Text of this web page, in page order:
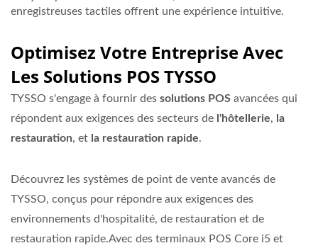
enregistreuses tactiles offrent une expérience intuitive.
Optimisez Votre Entreprise Avec
Les Solutions POS TYSSO
TYSSO s'engage à fournir des solutions POS avancées qui
répondent aux exigences des secteurs de l'hôtellerie, la
restauration, et la restauration rapide.
Découvrez les systèmes de point de vente avancés de
TYSSO, conçus pour répondre aux exigences des
environnements d'hospitalité, de restauration et de
restauration rapide.Avec des terminaux POS Core i5 et